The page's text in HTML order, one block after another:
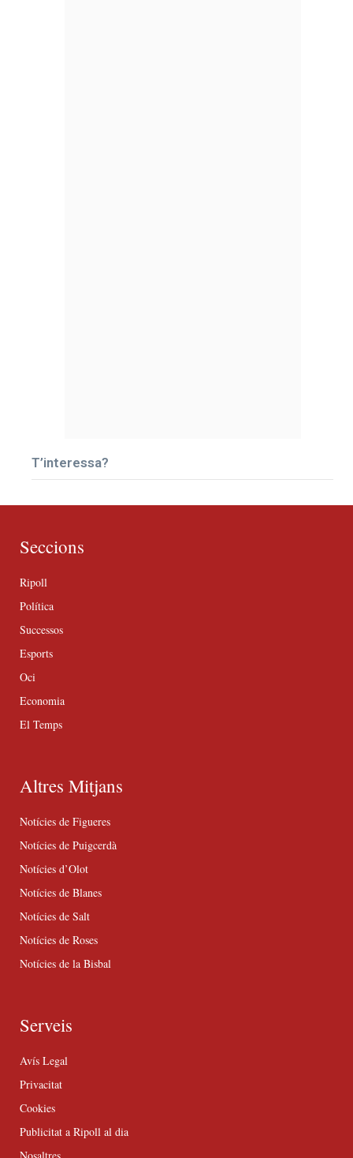
T’interessa?
Seccions
Ripoll
Política
Successos
Esports
Oci
Economia
El Temps
Altres Mitjans
Notícies de Figueres
Notícies de Puigcerdà
Notícies d’Olot
Notícies de Blanes
Notícies de Salt
Notícies de Roses
Notícies de la Bisbal
Serveis
Avís Legal
Privacitat
Cookies
Publicitat a Ripoll al dia